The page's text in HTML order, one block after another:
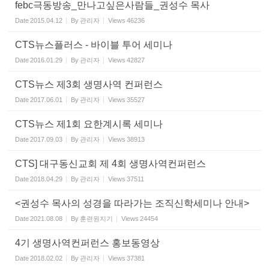
febc극동방송_만나고싶은사람들_권성수 목사
Date 2015.04.12 By 관리자 Views 46236
CTS뉴스플러스 - 바이블 투어 세미나
Date 2016.01.29 By 관리자 Views 42827
CTS뉴스 제3회 생명사역 컨퍼런스
Date 2017.06.01 By 관리자 Views 35527
CTS뉴스 제1회 요한계시록 세미나
Date 2017.09.03 By 관리자 Views 38913
CTS] 대구동신교회 제 4회 생명사역컨퍼런스
Date 2018.04.29 By 관리자 Views 37511
<권성수 목사의 성경을 따라가는 조직신학세미나 안내>
Date 2021.08.08 By 훈련원지기 Views 24454
4기 생명사역컨퍼런스 홍보동영상
Date 2018.02.02 By 관리자 Views 37381